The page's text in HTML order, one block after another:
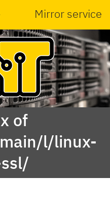
Mirror service
of
l/linux-